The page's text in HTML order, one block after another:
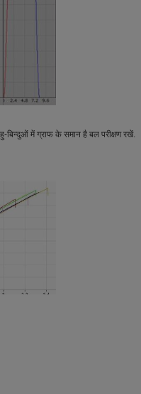
बिन्दुओं में ग्राफ के समान है बल परीक्षण रखें.